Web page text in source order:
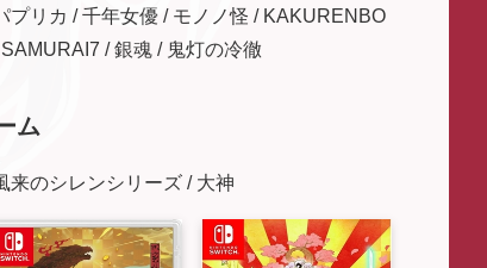
プリカ / 千年女優 / モノノ怪 / KAKURENBO
/ 銀魂 / 鬼灯の冷徹
ム
来のシレンシリーズ / 大神